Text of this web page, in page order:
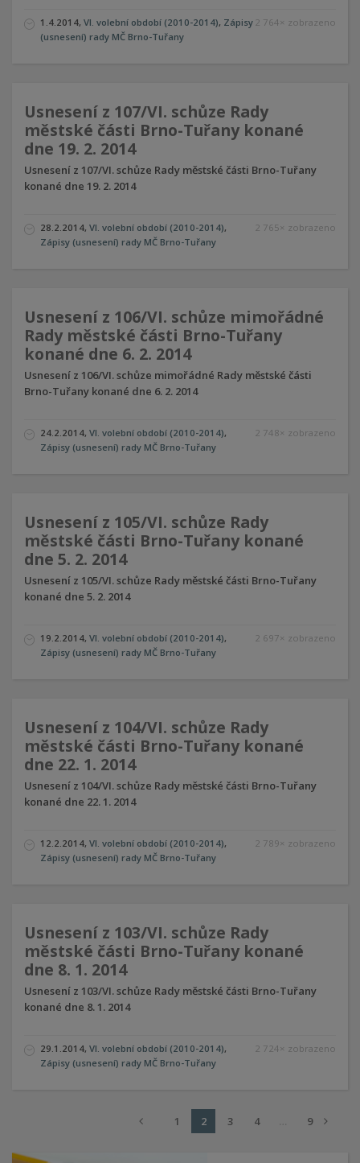
2 764× zobrazeno
1.4.2014, VI. volební období (2010-2014), Zápisy
(usnesení) rady MČ Brno-Tuřany
Usnesení z 107/VI. schůze Rady
městské části Brno-Tuřany konané
dne 19. 2. 2014
Usnesení z 107/VI. schůze Rady městské části Brno-Tuřany
konané dne 19. 2. 2014
2 765× zobrazeno
28.2.2014, VI. volební období (2010-2014),
Zápisy (usnesení) rady MČ Brno-Tuřany
Usnesení z 106/VI. schůze mimořádné
Rady městské části Brno-Tuřany
konané dne 6. 2. 2014
Usnesení z 106/VI. schůze mimořádné Rady městské části
Brno-Tuřany konané dne 6. 2. 2014
2 748× zobrazeno
24.2.2014, VI. volební období (2010-2014),
Zápisy (usnesení) rady MČ Brno-Tuřany
Usnesení z 105/VI. schůze Rady
městské části Brno-Tuřany konané
dne 5. 2. 2014
Usnesení z 105/VI. schůze Rady městské části Brno-Tuřany
konané dne 5. 2. 2014
2 697× zobrazeno
19.2.2014, VI. volební období (2010-2014),
Zápisy (usnesení) rady MČ Brno-Tuřany
Usnesení z 104/VI. schůze Rady
městské části Brno-Tuřany konané
dne 22. 1. 2014
Usnesení z 104/VI. schůze Rady městské části Brno-Tuřany
konané dne 22. 1. 2014
2 789× zobrazeno
12.2.2014, VI. volební období (2010-2014),
Zápisy (usnesení) rady MČ Brno-Tuřany
Usnesení z 103/VI. schůze Rady
městské části Brno-Tuřany konané
dne 8. 1. 2014
Usnesení z 103/VI. schůze Rady městské části Brno-Tuřany
konané dne 8. 1. 2014
2 724× zobrazeno
29.1.2014, VI. volební období (2010-2014),
Zápisy (usnesení) rady MČ Brno-Tuřany
Left 1 2 3 4 9